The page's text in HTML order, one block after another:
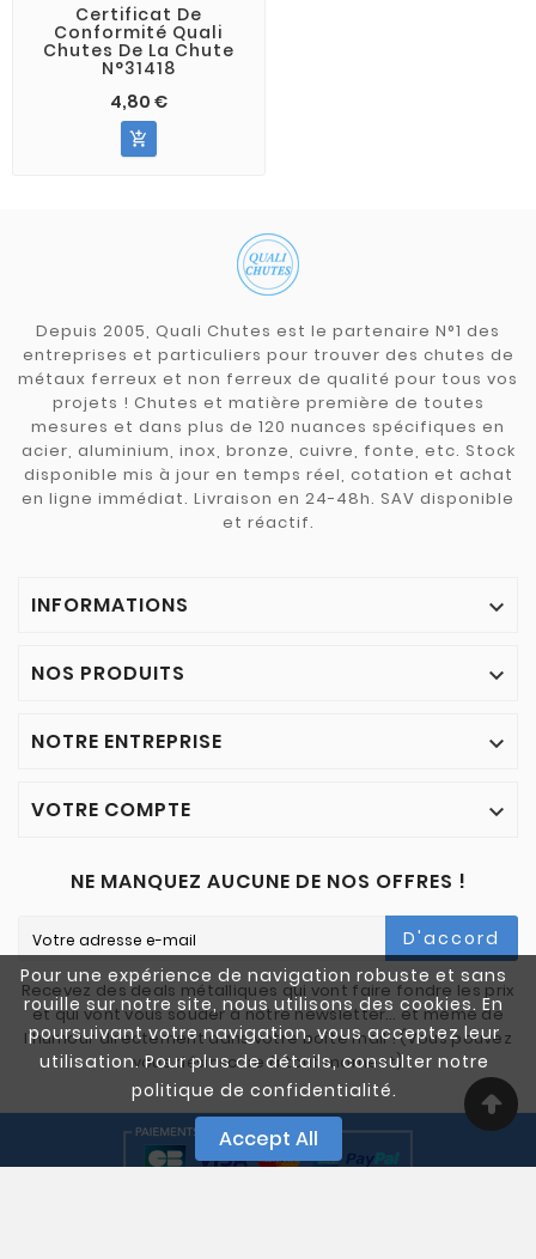
Pour une expérience de navigation robuste et sans
rouille sur notre site, nous utilisons des cookies. En
poursuivant votre navigation, vous acceptez leur
utilisation. Pour plus de détails, consulter notre
politique de confidentialité.
Accept All
Certificat De
Conformité Quali
Chutes De La Chute
N°31418
4,80 €

Depuis 2005, Quali Chutes est le partenaire N°1 des
entreprises et particuliers pour trouver des chutes de
métaux ferreux et non ferreux de qualité pour tous vos
projets ! Chutes et matière première de toutes
mesures et dans plus de 120 nuances spécifiques en
acier, aluminium, inox, bronze, cuivre, fonte, etc. Stock
disponible mis à jour en temps réel, cotation et achat
en ligne immédiat. Livraison en 24-48h. SAV disponible
et réactif.
INFORMATIONS 
NOS PRODUITS 
NOTRE ENTREPRISE 
VOTRE COMPTE 
NE MANQUEZ AUCUNE DE NOS OFFRES !
D'accord
Recevez des deals métalliques qui vont faire fondre les prix
et qui vont vous souder à notre newsletter… et même de
l'humour directement dans votre boîte mail ! (Vous pouvez
vous désinscrire à tout moment)